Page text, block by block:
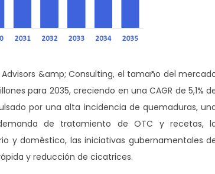
&amp; Consulting, el tamaño del
para 2035, creciendo en una CAGR de 5,1%
por una alta incidencia de quemaduras,
de tratamiento de OTC y recetas,
y doméstico, las iniciativas gubernamentales
y reducción de cicatrices.